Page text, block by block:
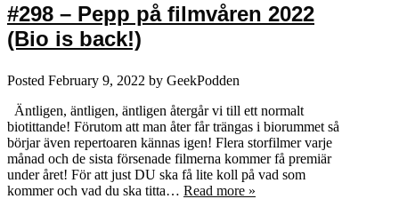
#298 – Pepp på filmvåren 2022
(Bio is back!)
Posted February 9, 2022 by GeekPodden
Äntligen, äntligen, äntligen återgår vi till ett normalt
biotittande! Förutom att man åter får trängas i biorummet så
börjar även repertoaren kännas igen! Flera storfilmer varje
månad och de sista försenade filmerna kommer få premiär
under året! För att just DU ska få lite koll på vad som
kommer och vad du ska titta… Read more »